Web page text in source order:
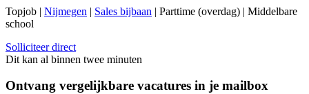
Topjob | Nijmegen | Sales bijbaan | Parttime (overdag) | Middelbare
school
Solliciteer direct
Dit kan al binnen twee minuten
Ontvang vergelijkbare vacatures in je mailbox